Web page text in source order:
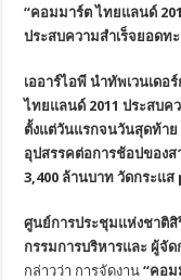
“คอมมาร์ต ไทยแลนด์
ประสบความสำเร็จยอดทะ
เออาร์ไอพี นำทัพเวนเดอ
ไทยแลนด์ 2011 ประสบ
ตั้งแต่วันแรกจนวันสุดท้าย
อุปสรรคต่อการช้อปของส
3,400 ล้านบาท วัดกระแ
ศูนย์การประชุมแห่งชาติสิ
กรรมการบริหารและ ผู้จั
กล่าวว่า การจัดงาน “คอม